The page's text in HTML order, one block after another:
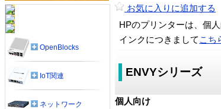
お気に入りに追加する
HPのプリンターは、個
インクにつきまして こち
ENVYシリーズ
個人向け
OpenBlocks
IoT関連
ネットワーク